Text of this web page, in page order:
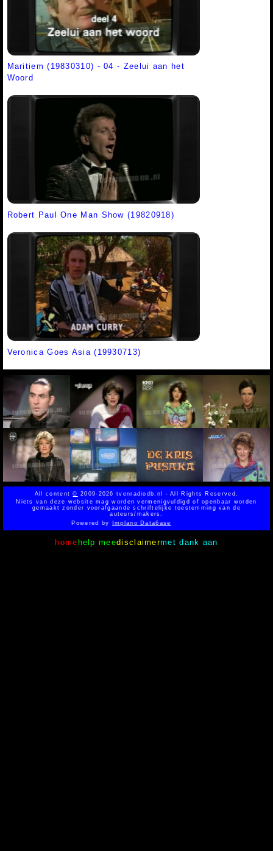
Maritiem (19830310) - 04 - Zeelui aan het
Woord
Robert Paul One Man Show (19820918)
Veronica Goes Asia (19930713)
All content© 2009-2026 tvenradiodb.nl - All Rights Reserved.
Niets van deze website mag worden vermenigvuldigd of openbaar worden
gemaakt zonder voorafgaande schriftelijke toestemming van de
auteurs/makers.
Powered byImplano Data6ase
home help meedisclaimermet dank aan